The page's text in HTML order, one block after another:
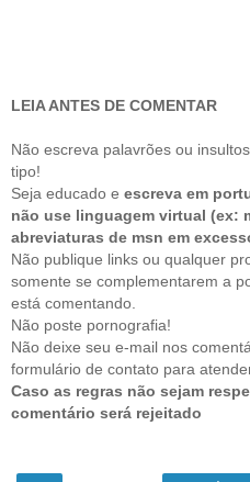
LEIA ANTES DE COMENTAR
Não escreva palavrões ou
tipo!
Seja educado e escreva em
não use linguagem virtual (ex:
abreviaturas de msn em
Não publique links ou qualquer
somente se complementarem a
está comentando.
Não poste pornografia!
Não deixe seu e-mail nos
formulário de contato para
Caso as regras não sejam
comentário será rejeitado